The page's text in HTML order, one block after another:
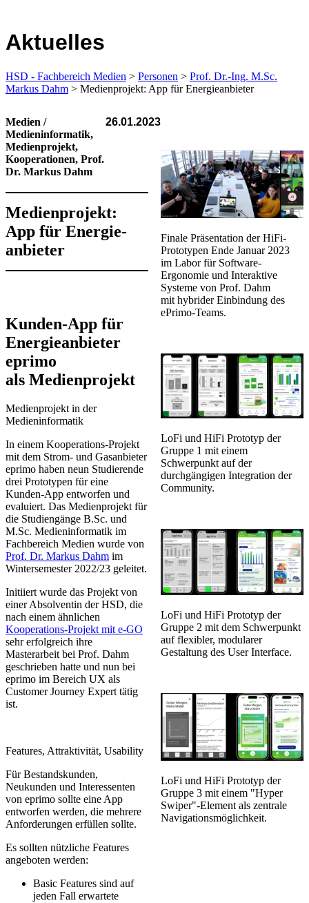
Aktuelles
HSD - Fachbereich Medien > Personen > Prof. Dr.-Ing. M.Sc.
Markus Dahm > Medienprojekt: App für Energie­anbieter
Medien /
Medieninformatik,
Medienprojekt,
Kooperationen, Prof.
Dr. Markus Dahm
26.01.2023
Medienprojekt:
App für Energie­
anbieter
Kunden-App für
Energieanbieter
eprimo
als Medienprojekt
Medienprojekt in der
Medieninformatik
In einem Kooperations-Projekt
mit dem Strom- und Gasanbieter
eprimo haben neun Studierende
drei Prototypen für eine
Kunden-App entworfen und
evaluiert. Das Medienprojekt für
die Studiengänge B.Sc. und
M.Sc. Medieninformatik im
Fachbereich Medien wurde von
Prof. Dr. Markus Dahm im
Wintersemester 2022/23 geleitet.
Initiiert wurde das Projekt von
einer Absolventin der HSD, die
nach einem ähnlichen
Kooperations-Projekt mit e-GO
sehr erfolgreich ihre
Masterarbeit bei Prof. Dahm
geschrieben hatte und nun bei
eprimo im Bereich UX als
Customer Journey Expert tätig
ist.
Features, Attraktivität, Usability
Für Bestandskunden,
Neukunden und Interessenten
von eprimo sollte eine App
entworfen werden, die mehrere
Anforderungen erfüllen sollte.
Es sollten nützliche Features
angeboten werden:
Basic Features sind auf
jeden Fall erwartete
Finale Präsentation der HiFi-
Prototypen Ende Januar 2023
im Labor für Software-
Ergonomie und Interaktive
Systeme von Prof. Dahm
mit hybrider Einbindung des
ePrimo-Teams.
LoFi und HiFi Prototyp der
Gruppe 1 mit einem
Schwerpunkt auf der
durchgängigen Integration der
Community.
LoFi und HiFi Prototyp der
Gruppe 2 mit dem Schwerpunkt
auf flexibler, modularer
Gestaltung des User Interface.
LoFi und HiFi Prototyp der
Gruppe 3 mit einem "Hyper
Swiper"-Element als zentrale
Navigationsmöglichkeit.